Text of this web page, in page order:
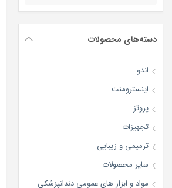
دسته‌های محصولات
اندو
اینسترومنت
پروتز
تجهیزات
ترمیمی و زیبایی
سایر محصولات
مواد و ابزار های عمومی دندانپزشکی